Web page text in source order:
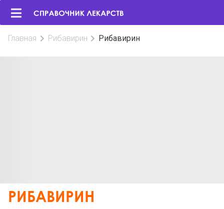
Главная Рибавирин Рибавирин
РИБАВИРИН